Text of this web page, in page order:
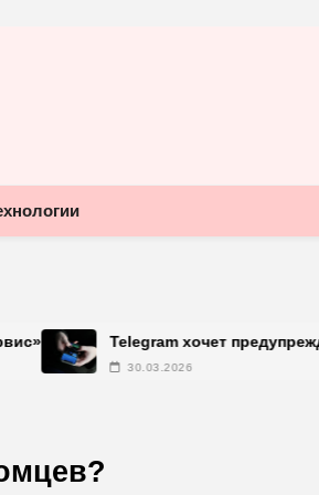
Telegram хочет предупреждать об
30.03.2026